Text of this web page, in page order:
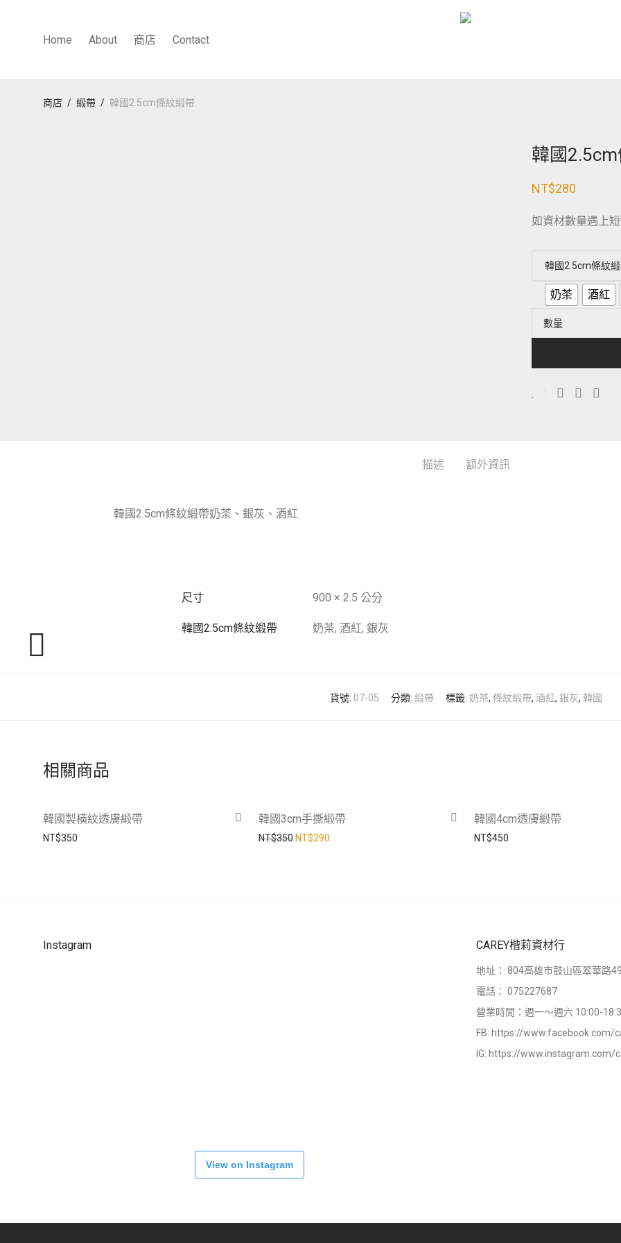
Home About 商店 Contact
商店 / 緞帶 / 韓國2.5cm條紋緞帶
韓國
NT$280
如資材數量遇上
韓國2.5cm條紋
奶茶 酒紅
數量
描述 額外資訊
韓國2.5cm條紋緞帶奶茶、銀灰、酒紅
尺寸 900 × 2.5 公分
韓國2.5cm條紋緞帶 奶茶, 酒紅, 銀灰
貨號: 07-05 分類: 緞帶 標籤: 奶茶, 條紋緞帶, 酒紅, 銀灰, 韓國
相關商品
韓國製橫紋透膚緞帶
NT$350
韓國3cm手撕緞帶
NT$350原始價格：NT$350。
NT$290
韓國4cm透膚緞帶
NT$450
Instagram
View on Instagram
CAREY楷莉資材行
地址： 804高雄市鼓山區翠華路
電話： 075227687
營業時間：週一～週六 10:00-
FB: https://www.facebook.com/
IG: https://www.instagram.com/